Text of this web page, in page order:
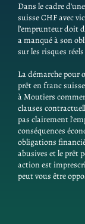
Dans le cadre
suisse CHF avec
l'emprunteur doit
a manqué à son
sur les risques
La démarche
prêt en franc
à Moutiers
clauses
pas clairement
conséquences
obligations
abusives et le prêt
action est
peut vous être